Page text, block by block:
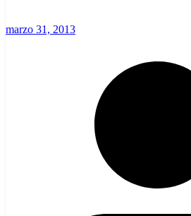
marzo 31, 2013